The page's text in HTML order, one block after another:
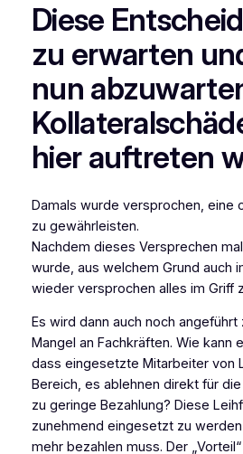
Diese
zu erwarten
nun
hier auftreten
Damals wurde versprochen, eine
zu gewährleisten.
Nachdem dieses Versprechen
wurde, aus welchem Grund auch
wieder versprochen alles im Griff
Es wird dann auch noch
Mangel an Fachkräften. Wie kann
dass eingesetzte Mitarbeiter von
Bereich, es ablehnen direkt für
zu geringe Bezahlung? Diese
zunehmend eingesetzt zu
mehr bezahlen muss. Der